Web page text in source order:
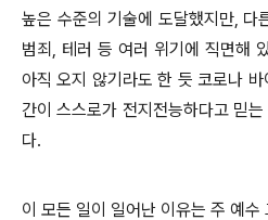
높은 수준의 기술에 도달했지만, 다
범죄, 테러 등 여러 위기에 직면해
아직 오지 않기라도 한 듯 코로나
간이 스스로가 전지전능하다고 믿
다.
이 모든 일이 일어난 이유는 주 예